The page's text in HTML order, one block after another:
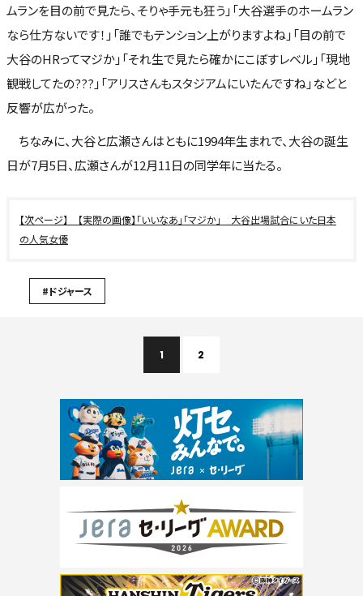
ムランを目の前で見たら、そりゃ手元も狂う」「大谷選手のホームラン
なら仕方ないです！」「誰でもテンション上がりますよね」「目の前で
大谷のHRってマジか」「それ生で見たら確かにこぼすレベル」「現地
観戦してたの???」「アリスさんもスタジアムにいたんですね」などと
反響が広がった。
ちなみに、大谷と広瀬さんはともに1994年生まれで、大谷の誕生
日が7月5日、広瀬さんが12月11日の同学年に当たる。
【実際の画像】「いいなあ」「マジか」 大谷出場試合にいた日本
の人気女優
#ドジャース
1 2